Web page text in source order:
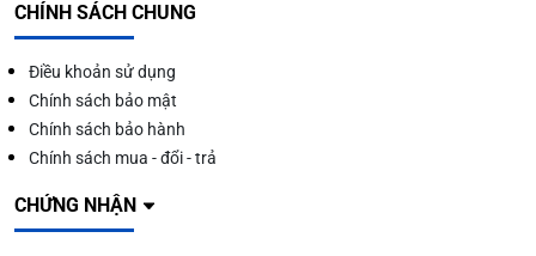
CHÍNH SÁCH CHUNG
Điều khoản sử dụng
Chính sách bảo mật
Chính sách bảo hành
Chính sách mua - đổi - trả
CHỨNG NHẬN